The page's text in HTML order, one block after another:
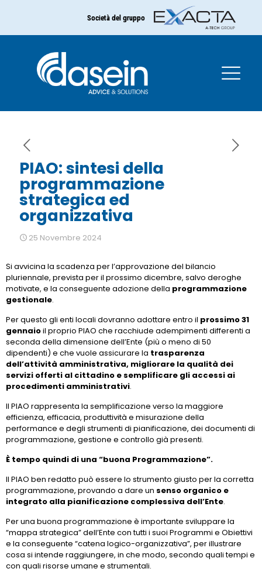
Società del gruppo
PIAO: sintesi della
programmazione
strategica ed
organizzativa
PIAO: sintesi della
programmazione
strategica ed
organizzativa
25 Novembre 2024
Si avvicina la scadenza per l’approvazione del bilancio
pluriennale, prevista per il prossimo dicembre, salvo deroghe
motivate, e la conseguente adozione della programmazione
gestionale.
Per questo gli enti locali dovranno adottare entro il prossimo 31
gennaioil proprio PIAO che racchiude adempimenti differenti a
seconda della dimensione dell’Ente (più o meno di 50
dipendenti) e che vuole assicurare la trasparenza
dell’attività amministrativa, migliorare la qualità dei
servizi offerti al cittadino e semplificare gli accessi ai
procedimenti amministrativi.
Il PIAO rappresenta la semplificazione verso la maggiore
efficienza, efficacia, produttività e misurazione della
performance e degli strumenti di pianificazione, dei documenti di
programmazione, gestione e controllo già presenti.
È tempo quindi di una “buona Programmazione”.
Il PIAO ben redatto può essere lo strumento giusto per la corretta
programmazione, provando a dare un senso organico e
integrato alla pianificazione complessiva dell’Ente.
Per una buona programmazione è importante sviluppare la
“mappa strategica” dell’Ente con tutti i suoi Programmi e Obiettivi
e la conseguente “catena logico-organizzativa”, per illustrare
cosa si intende raggiungere, in che modo, secondo quali tempi e
con quali risorse umane e strumentali.